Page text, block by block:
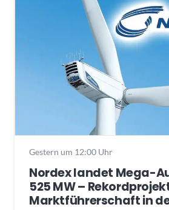
Gestern um 12:00 Uhr
Nordex landet Mega-
525 MW –
Marktführerschaft in